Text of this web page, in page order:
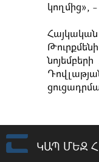
կողմից»,
ԿԱՊ ՄԵԶ